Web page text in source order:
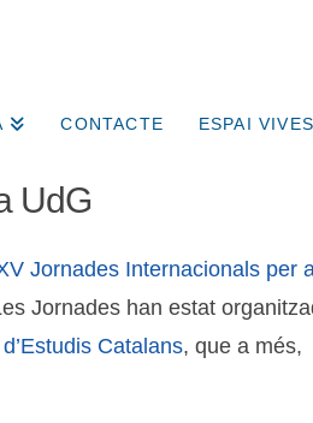
CONTACTE ESPAI VIVES
UdG
Jornades Internacionals per
Jornades han estat
Catalans, que a més,